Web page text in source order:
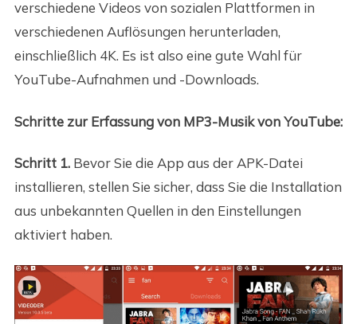
verschiedene Videos von sozialen Plattformen in
verschiedenen Auflösungen herunterladen,
einschließlich 4K. Es ist also eine gute Wahl für
YouTube-Aufnahmen und -Downloads.
Schritte zur Erfassung von MP3-Musik von YouTube:
Schritt 1.Bevor Sie die App aus der APK-Datei
installieren, stellen Sie sicher, dass Sie die Installation
aus unbekannten Quellen in den Einstellungen
aktiviert haben.